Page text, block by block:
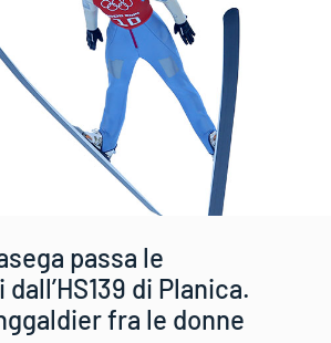
passa le
di Planica.
fra le donne